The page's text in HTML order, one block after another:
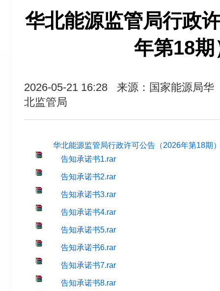
华北能源监管局行政
年第18期
2026-05-21 16:28
来源：国家能源局华
北监管局
华北能源监管局行政许可公告（2026年第18期
告知承诺书1.rar
告知承诺书2.rar
告知承诺书3.rar
告知承诺书4.rar
告知承诺书5.rar
告知承诺书6.rar
告知承诺书7.rar
告知承诺书8.rar